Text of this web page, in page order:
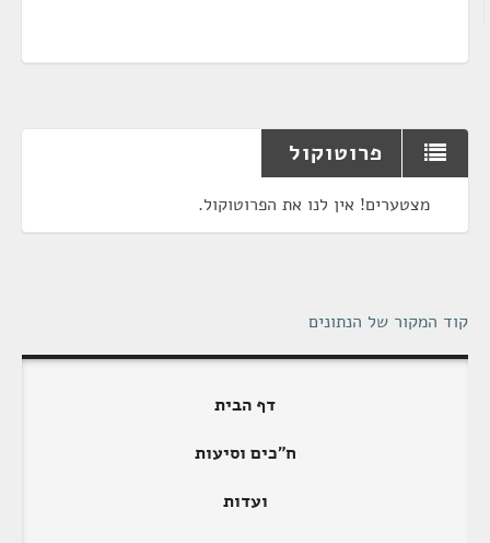
פרוטוקול
מצטערים! אין לנו את הפרוטוקול.
קוד המקור של הנתונים
דף הבית
ח"כים וסיעות
ועדות